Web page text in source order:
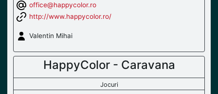
office@happycolor.ro
http://www.happycolor.ro/
Valentin Mihai
HappyColor - Caravana
Jocuri